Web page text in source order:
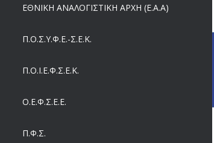
Αναπηρικές
υπουργείο
εκκρεμείς
ΕΘΝΙΚΗ ΑΝΑΛΟΓΙΣΤΙΚΗ ΑΡΧΗ (Ε.Α.Α)
Π.Ο.Σ.Υ.Φ.Ε.-Σ.Ε.Κ.
Π.O.I.Ε.Φ.Σ.Ε.Κ.
Ο.Ε.Φ.Σ.Ε.Ε.
Π.Φ.Σ.